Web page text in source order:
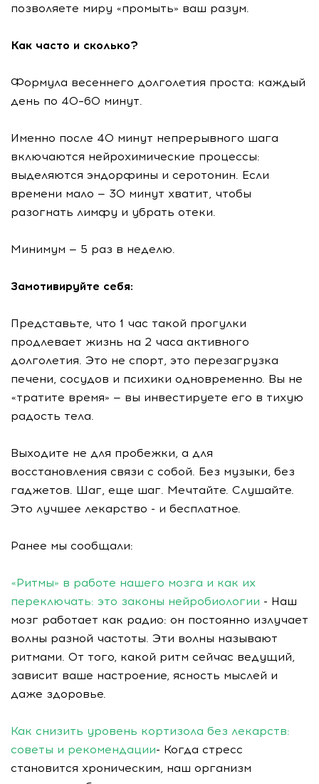
позволяете миру «промыть» ваш разум.
Как часто и сколько?
Формула весеннего долголетия проста: каждый
день по 40–60 минут.
Именно после 40 минут непрерывного шага
включаются нейрохимические процессы:
выделяются эндорфины и серотонин. Если
времени мало — 30 минут хватит, чтобы
разогнать лимфу и убрать отеки.
Минимум — 5 раз в неделю.
Замотивируйте себя:
Представьте, что 1 час такой прогулки
продлевает жизнь на 2 часа активного
долголетия. Это не спорт, это перезагрузка
печени, сосудов и психики одновременно. Вы не
«тратите время» — вы инвестируете его в тихую
радость тела.
Выходите не для пробежки, а для
восстановления связи с собой. Без музыки, без
гаджетов. Шаг, еще шаг. Мечтайте. Слушайте.
Это лучшее лекарство - и бесплатное.
Ранее мы сообщали:
«Ритмы» в работе нашего мозга и как их
переключать: это законы нейробиологии - Наш
мозг работает как радио: он постоянно излучает
волны разной частоты. Эти волны называют
ритмами. От того, какой ритм сейчас ведущий,
зависит ваше настроение, ясность мыслей и
даже здоровье.
Как снизить уровень кортизола без лекарств:
советы и рекомендации- Когда стресс
становится хроническим, наш организм